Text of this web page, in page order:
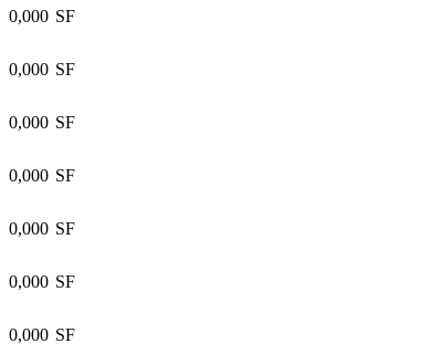
0,000 SF
0,000 SF
0,000 SF
0,000 SF
0,000 SF
0,000 SF
0,000 SF